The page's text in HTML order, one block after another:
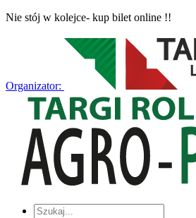
Nie stój w kolejce- kup bilet online !!
Organizator: